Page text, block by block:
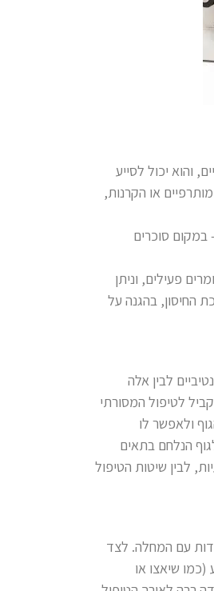
והוא יכול לסייע
או הקרנות,
במקום סוכרים
פעילים, וניתן
החיסון, בהגנה על
לבין אלה
לטיפול המסורתי
ולאפשר לו
הנלחם בתאים
לבין שיטות הטיפול
עם המחלה. לצד
(כמו שיאצו או